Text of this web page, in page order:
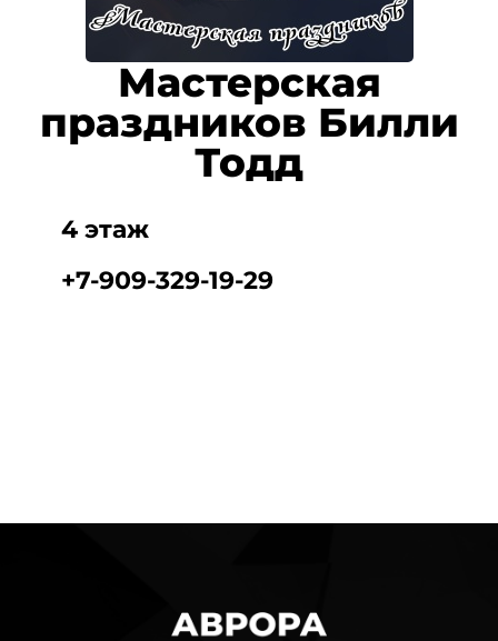
Мастерская
праздников Билли
Тодд
4 этаж
+7-909-329-19-29